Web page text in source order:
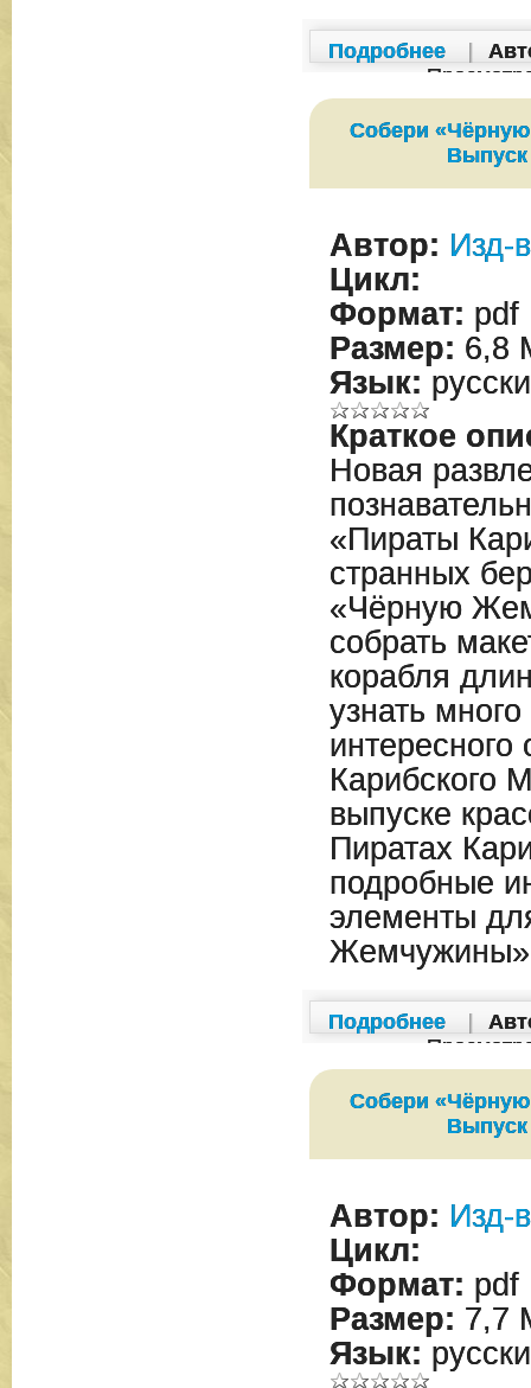
Подробнее
Собери
Автор: Изд-
Цикл:
Формат: pdf
Размер: 6,8
Язык:
Краткое
Новая
«Пираты
странных
«Чёрную
собрать
корабля
узнать
интересного
Карибского
выпуске
Пиратах
подробные
элементы
Подробнее
Собери
Автор: Изд-
Цикл:
Формат: pdf
Размер: 7,7
Язык: